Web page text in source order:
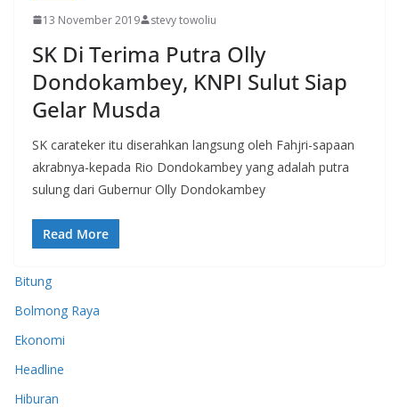
13 November 2019 stevy towoliu
SK Di Terima Putra Olly
Dondokambey, KNPI Sulut Siap
Gelar Musda
SK carateker itu diserahkan langsung oleh Fahjri-sapaan
akrabnya-kepada Rio Dondokambey yang adalah putra
sulung dari Gubernur Olly Dondokambey
Read More
Bitung
Bolmong Raya
Ekonomi
Headline
Hiburan